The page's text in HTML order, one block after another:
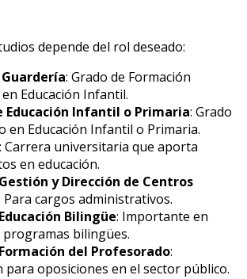
depende del rol deseado:
: Grado de Formación
Educación Infantil.
Educación Infantil o Primaria: Grado
en Educación Infantil o Primaria.
: Carrera universitaria que aporta
en educación.
y Dirección de Centros
Para cargos administrativos.
Bilingüe: Importante en
bilingües.
del Profesorado:
para oposiciones en el sector público.